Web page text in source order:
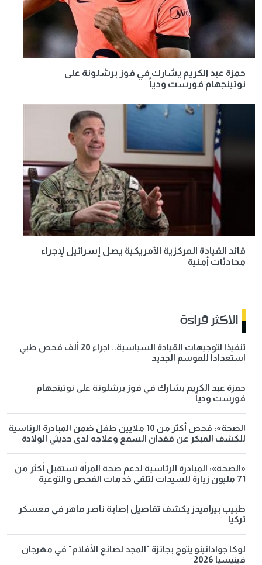
حمزة عبد الكريم يشارك في فوز برشلونة على
نوتينجهام فورست ودياً
قائد القيادة المركزية الأمريكية يصل إسرائيل لإجراء
محادثات أمنية
الاكثر قراءة
تنفيذا لتوجيهات القيادة السياسية.. اجراء 20 ألف فحص طبي
استعدادا للموسم الجديد
حمزة عبد الكريم يشارك في فوز برشلونة على نوتينجهام
فورست ودياً
الصحة»: فحص أكثر من 10 ملايين طفل ضمن المبادرة الرئاسية
للكشف المبكر عن فقدان السمع وعلاجه لدى حديثي الولادة
«الصحة»: المبادرة الرئاسية لدعم صحة المرأة تستقبل أكثر من
71 مليون زيارة للسيدات لتلقي خدمات الفحص والتوعية
طبيب بيراميدز يكشف تفاصيل إصابة ناصر ماهر في معسكر
تركيا
لوكا جوادانينو يتوج بجائزة "المجد لصانع الأفلام" في مهرجان
فينيسيا 2026